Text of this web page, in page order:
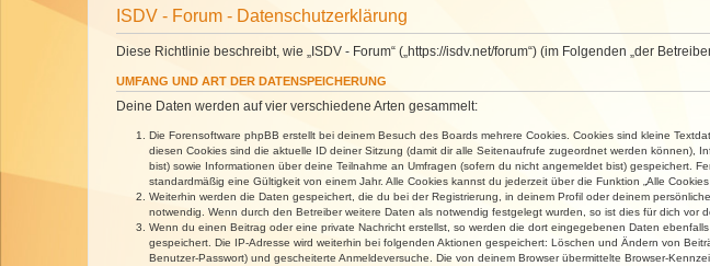
ISDV - Forum - Datenschutzerklärung
Diese Richtlinie beschreibt, wie „ISDV - Forum“ („https://isdv.net/forum“) (im Folgenden „der
UMFANG UND ART DER DATENSPEICHERUNG
Deine Daten werden auf vier verschiedene Arten gesammelt:
Die Forensoftware phpBB erstellt bei deinem Besuch des Boards mehrere Cookies. Cookies sind kleine
diesen Cookies sind die aktuelle ID deiner Sitzung (damit dir alle Seitenaufrufe zugeordnet werden
bist) sowie Informationen über deine Teilnahme an Umfragen (sofern du nicht angemeldet bist) gespeichert.
standardmäßig eine Gültigkeit von einem Jahr. Alle Cookies kannst du jederzeit über die Funktion „Alle
Weiterhin werden die Daten gespeichert, die du bei der Registrierung, in deinem Profil oder deinem
notwendig. Wenn durch den Betreiber weitere Daten als notwendig festgelegt wurden, so ist dies für dich vor
Wenn du einen Beitrag oder eine private Nachricht erstellst, so werden die dort eingegebenen Daten
gespeichert. Die IP-Adresse wird weiterhin bei folgenden Aktionen gespeichert: Löschen und Ändern von
Benutzer-Passwort) und gescheiterte Anmeldeversuche. Die von deinem Browser übermittelte Browser-